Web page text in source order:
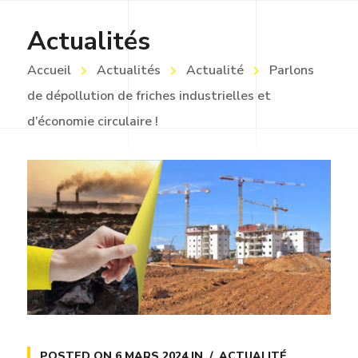
Actualités
Accueil Actualités Actualité
Parlons
de dépollution de friches industrielles et
d’économie circulaire !